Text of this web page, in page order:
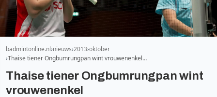
badmintonline.nl nieuws 2013 oktober
Thaise tiener Ongbumrungpan wint vrouwenenkel…
Thaise tiener Ongbumrungpan wint
vrouwenenkel